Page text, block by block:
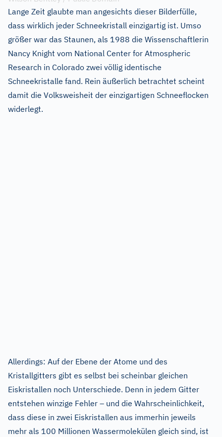
Lange Zeit glaubte man angesichts dieser Bilderfülle,
dass wirklich jeder Schneekristall einzigartig ist. Umso
größer war das Staunen, als 1988 die Wissenschaftlerin
Nancy Knight vom National Center for Atmospheric
Research in Colorado zwei völlig identische
Schneekristalle fand. Rein äußerlich betrachtet scheint
damit die Volksweisheit der einzigartigen Schneeflocken
widerlegt.
Allerdings: Auf der Ebene der Atome und des
Kristallgitters gibt es selbst bei scheinbar gleichen
Eiskristallen noch Unterschiede. Denn in jedem Gitter
entstehen winzige Fehler – und die Wahrscheinlichkeit,
dass diese in zwei Eiskristallen aus immerhin jeweils
mehr als 100 Millionen Wassermolekülen gleich sind, ist